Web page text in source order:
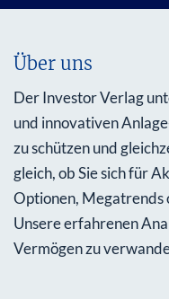
Über uns
Der Investor Verlag
und innovativen
zu schützen und
gleich, ob Sie sich für
Optionen, Megatrends
Unsere erfahrenen
Vermögen zu